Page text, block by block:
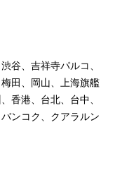
谷、吉祥寺パルコ、
田、岡山、上海旗艦
香港、台北、台中、
ンコク、クアラルン